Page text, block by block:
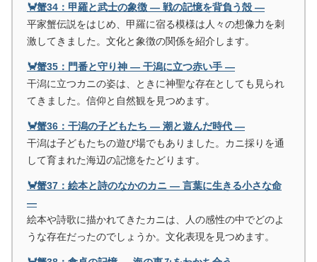
🦀蟹34：甲羅と武士の象徴 ― 戦の記憶を背負う殻 ―
平家蟹伝説をはじめ、甲羅に宿る模様は人々の想像力を刺
激してきました。文化と象徴の関係を紹介します。
🦀蟹35：門番と守り神 ― 干潟に立つ赤い手 ―
干潟に立つカニの姿は、ときに神聖な存在としても見られ
てきました。信仰と自然観を見つめます。
🦀蟹36：干潟の子どもたち ― 潮と遊んだ時代 ―
干潟は子どもたちの遊び場でもありました。カニ採りを通
して育まれた海辺の記憶をたどります。
🦀蟹37：絵本と詩のなかのカニ ― 言葉に生きる小さな命
―
絵本や詩歌に描かれてきたカニは、人の感性の中でどのよ
うな存在だったのでしょうか。文化表現を見つめます。